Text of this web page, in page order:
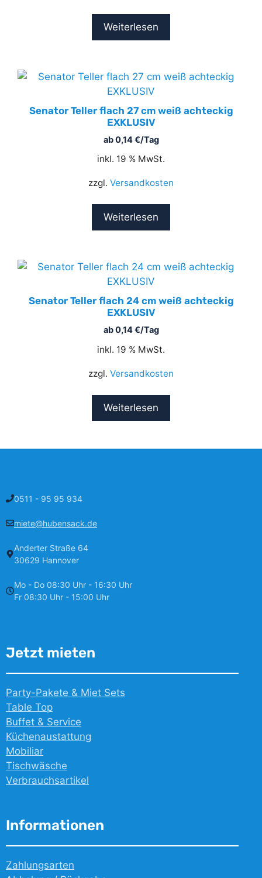
Weiterlesen
Senator Teller flach 27 cm weiß achteckig
EXKLUSIV
ab0,14€/Tag
inkl. 19 % MwSt.
zzgl. Versandkosten
Weiterlesen
Senator Teller flach 24 cm weiß achteckig
EXKLUSIV
ab0,14€/Tag
inkl. 19 % MwSt.
zzgl. Versandkosten
Weiterlesen
0511 - 95 95 934
miete@hubensack.de
Anderter Straße 64
30629 Hannover
Mo - Do 08:30 Uhr - 16:30 Uhr
Fr 08:30 Uhr - 15:00 Uhr
Jetzt mieten
Party-Pakete & Miet Sets
Table Top
Buffet & Service
Küchenaustattung
Mobiliar
Tischwäsche
Verbrauchsartikel
Informationen
Zahlungsarten